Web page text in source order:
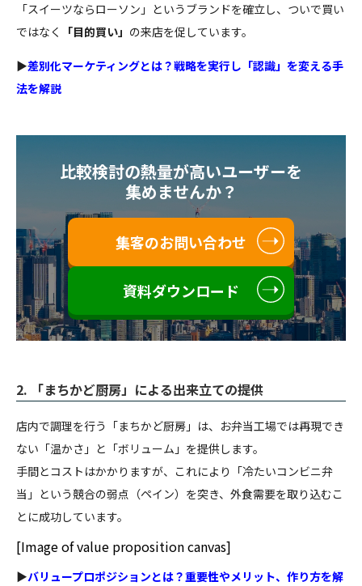
「スイーツならローソン」というブランドを確立し、ついで買い
ではなく
「目的買い」 の来店を促しています。
▶差別化マーケティングとは？戦略を実行し「認識」を変える手
法を解説
比較検討の熱量が高いユーザーを
集めませんか？
集客のお問い合わせ
資料ダウンロード
2. 「まちかど厨房」による出来立ての提供
店内で調理を行う「まちかど厨房」は、お弁当工場では再現でき
ない「温かさ」と「ボリューム」を提供します。
手間とコストはかかりますが、これにより「冷たいコンビニ弁
当」という競合の弱点（ペイン）を突き、外食需要を取り込むこ
とに成功しています。
[Image of value proposition canvas]
▶バリュープロポジションとは？重要性やメリット、作り方を解